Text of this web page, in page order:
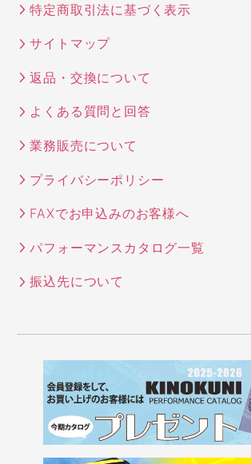
特定商取引法に基づく表示
サイトマップ
返品・交換について
よくある質問と回答
業務販売について
プライバシーポリシー
FAXでお申込みのお客様へ
パフォーマンスカタログ一覧
振込先について